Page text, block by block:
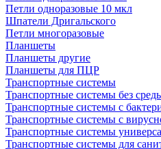
Петли одноразовые 10 мкл
Шпатели Дригальского
Петли многоразовые
Планшеты
Планшеты другие
Планшеты для ПЦР
Транспортные системы
Транспортные системы без
Транспортные системы с
Транспортные системы с
Транспортные системы
Транспортные системы для